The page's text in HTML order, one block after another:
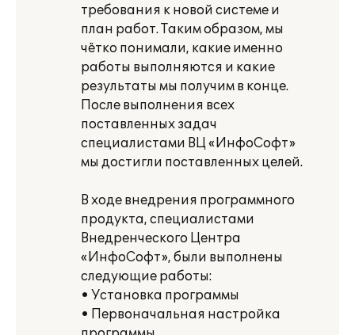
требования к новой системе и
план работ. Таким образом, мы
чётко понимали, какие именно
работы выполняются и какие
результаты мы получим в конце.
После выполнения всех
поставленных задач
специалистами ВЦ «ИнфоСофт»
мы достигли поставленных целей.
В ходе внедрения программного
продукта, специалистами
Внедренческого Центра
«ИнфоСофт», были выполнены
следующие работы:
• Установка программы
• Первоначальная настройка